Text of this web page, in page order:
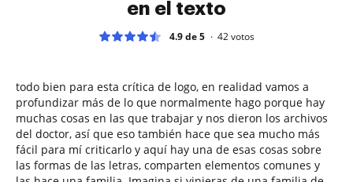
en el texto
4.9 de 5 42votos
todo bien para esta crítica de logo, en realidad vamos a
profundizar más de lo que normalmente hago porque hay
muchas cosas en las que trabajar y nos dieron los archivos
del doctor, así que eso también hace que sea mucho más
fácil para mí criticarlo y aquí hay una de esas cosas sobre
las formas de las letras, comparten elementos comunes y